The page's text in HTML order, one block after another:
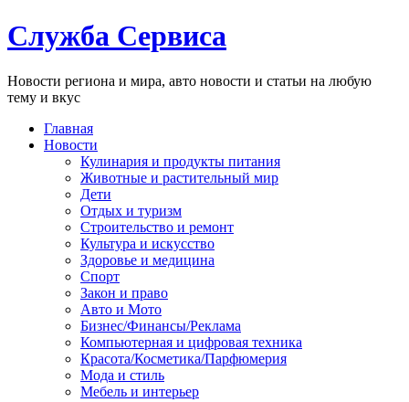
Служба Сервиса
Новости региона и мира, авто новости и статьи на любую
тему и вкус
Главная
Новости
Кулинария и продукты питания
Животные и растительный мир
Дети
Отдых и туризм
Строительство и ремонт
Культура и искусство
Здоровье и медицина
Спорт
Закон и право
Авто и Мото
Бизнес/Финансы/Реклама
Компьютерная и цифровая техника
Красота/Косметика/Парфюмерия
Мода и стиль
Мебель и интерьер